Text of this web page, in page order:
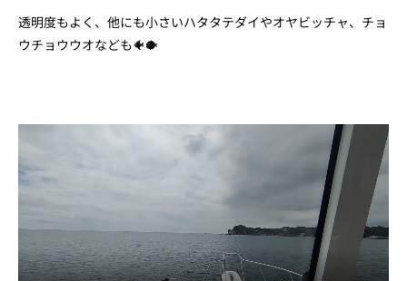
透明度もよく、他にも小さいハタタテダイやオヤビッチャ、チョ
ウチョウウオなども🐠🐡